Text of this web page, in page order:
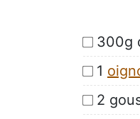
300g
1
2